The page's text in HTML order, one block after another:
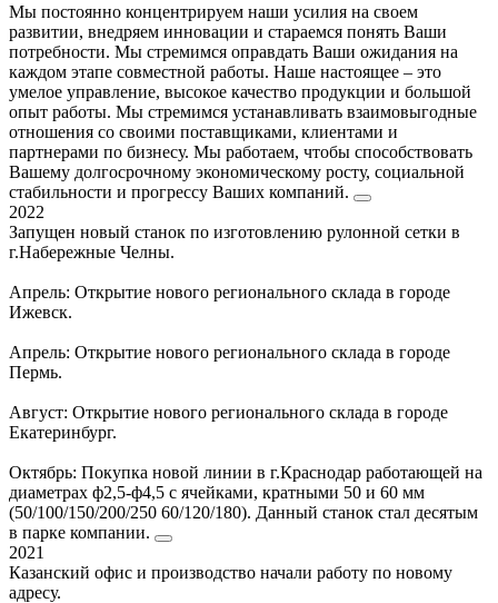
Мы постоянно концентрируем наши усилия на своем
развитии, внедряем инновации и стараемся понять Ваши
потребности. Мы стремимся оправдать Ваши ожидания на
каждом этапе совместной работы. Наше настоящее – это
умелое управление, высокое качество продукции и большой
опыт работы. Мы стремимся устанавливать взаимовыгодные
отношения со своими поставщиками, клиентами и
партнерами по бизнесу. Мы работаем, чтобы способствовать
Вашему долгосрочному экономическому росту, социальной
стабильности и прогрессу Ваших компаний.
2022
Запущен новый станок по изготовлению рулонной сетки в
г.Набережные Челны.
Апрель: Открытие нового регионального склада в городе
Ижевск.
Апрель: Открытие нового регионального склада в городе
Пермь.
Август: Открытие нового регионального склада в городе
Екатеринбург.
Октябрь: Покупка новой линии в г.Краснодар работающей на
диаметрах ф2,5-ф4,5 с ячейками, кратными 50 и 60 мм
(50/100/150/200/250 60/120/180). Данный станок стал десятым
в парке компании.
2021
Казанский офис и производство начали работу по новому
адресу.